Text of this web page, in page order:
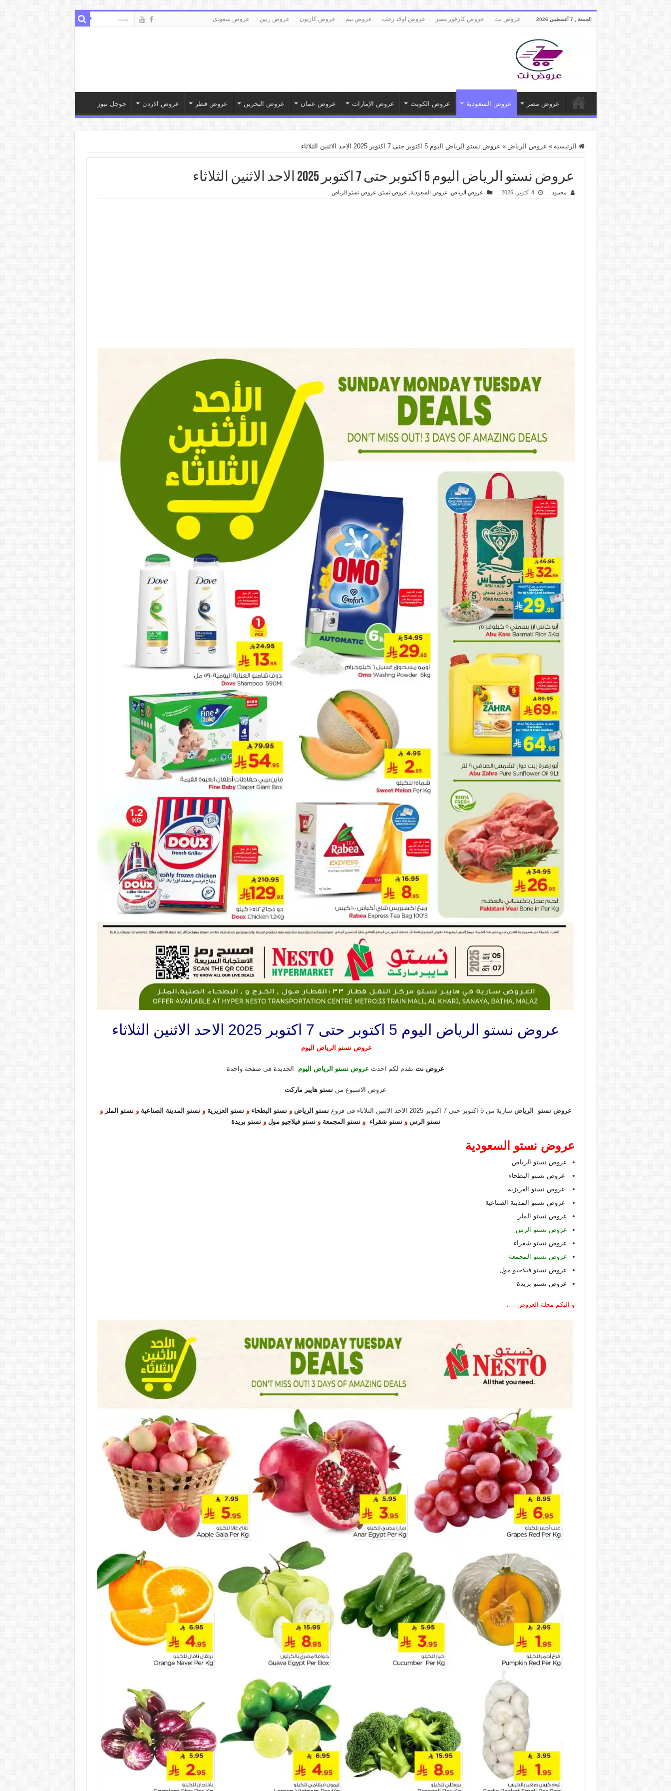
الجمعة , 7 أغسطس 2026 عروض نت عروض كارفور مصر عروض اولاد رجب عروض بيم عروض كازيون عروض رنين عروض سعودى
عروض مصر عروض السعودية عروض الكويت عروض الإمارات عروض عمان عروض البحرين عروض قطر عروض الاردن جوجل نيوز
الرئيسية » عروض الرياض » عروض نستو الرياض اليوم 5 اكتوبر حتى 7 اكتوبر 2025 الاحد الاثنين الثلاثاء
عروض نستو الرياض اليوم 5 اكتوبر حتى 7 اكتوبر 2025 الاحد الاثنين الثلاثاء
محمود 4 أكتوبر، 2025 عروض الرياض عروض السعودية عروض نستو عروض نستو الرياض
عروض نستو الرياض اليوم 5 اكتوبر حتى 7 اكتوبر 2025 الاحد الاثنين الثلاثاء
عروض نستو الرياض اليوم
عروض نت تقدم لكم احدث عروض نستو الرياض اليوم الجديدة فى صفحة واحدة
عروض الاسبوع من نستو هايبر ماركت
عروض نستو الرياض سارية من 5 اكتوبر حتى 7 اكتوبر 2025 الاحد الاثنين الثلاثاء فى فروع نستو الرياض و نستو البطحاء و نستو العزيزية و نستو المدينة الصناعية و نستو الملز و
نستو الرس و نستو شقراء و نستو المجمعة و نستو فيلاجيو مول و نستو بريدة
عروض نستو السعودية
عروض نستو الرياض
عروض نستو البطحاء
عروض نستو العزيزية
عروض نستو المدينة الصناعية
عروض نستو الملز
عروض نستو الرس
عروض نستو شقراء
عروض نستو المجمعة
عروض نستو فيلاجيو مول
عروض نستو بريدة
و اليكم مجلة العروض ….